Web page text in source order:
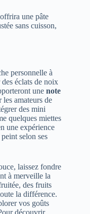
une pâte
sans cuisson,
personnelle à
éclats de noix
une note
amateurs de
des mini
quelques miettes
une expérience
selon ses
laissez fondre
à merveille la
des fruits
la différence.
vos goûts
découvrir